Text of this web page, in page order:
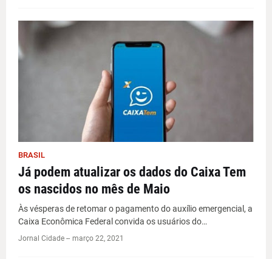
BRASIL
Já podem atualizar os dados do Caixa Tem
os nascidos no mês de Maio
Às vésperas de retomar o pagamento do auxílio emergencial, a
Caixa Econômica Federal convida os usuários do…
Jornal Cidade -- março 22, 2021